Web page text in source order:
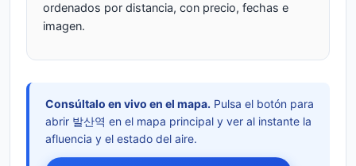
ordenados por distancia, con precio, fechas e
imagen.
Consúltalo en vivo en el mapa. Pulsa el botón para
abrir 발산역 en el mapa principal y ver al instante la
afluencia y el estado del aire.